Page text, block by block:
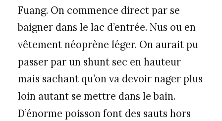
Fuang. On commence direct par se
baigner dans le lac d’entrée. Nus ou en
vêtement néoprène léger. On aurait pu
passer par un shunt sec en hauteur
mais sachant qu’on va devoir nager plus
loin autant se mettre dans le bain.
D’énorme poisson font des sauts hors